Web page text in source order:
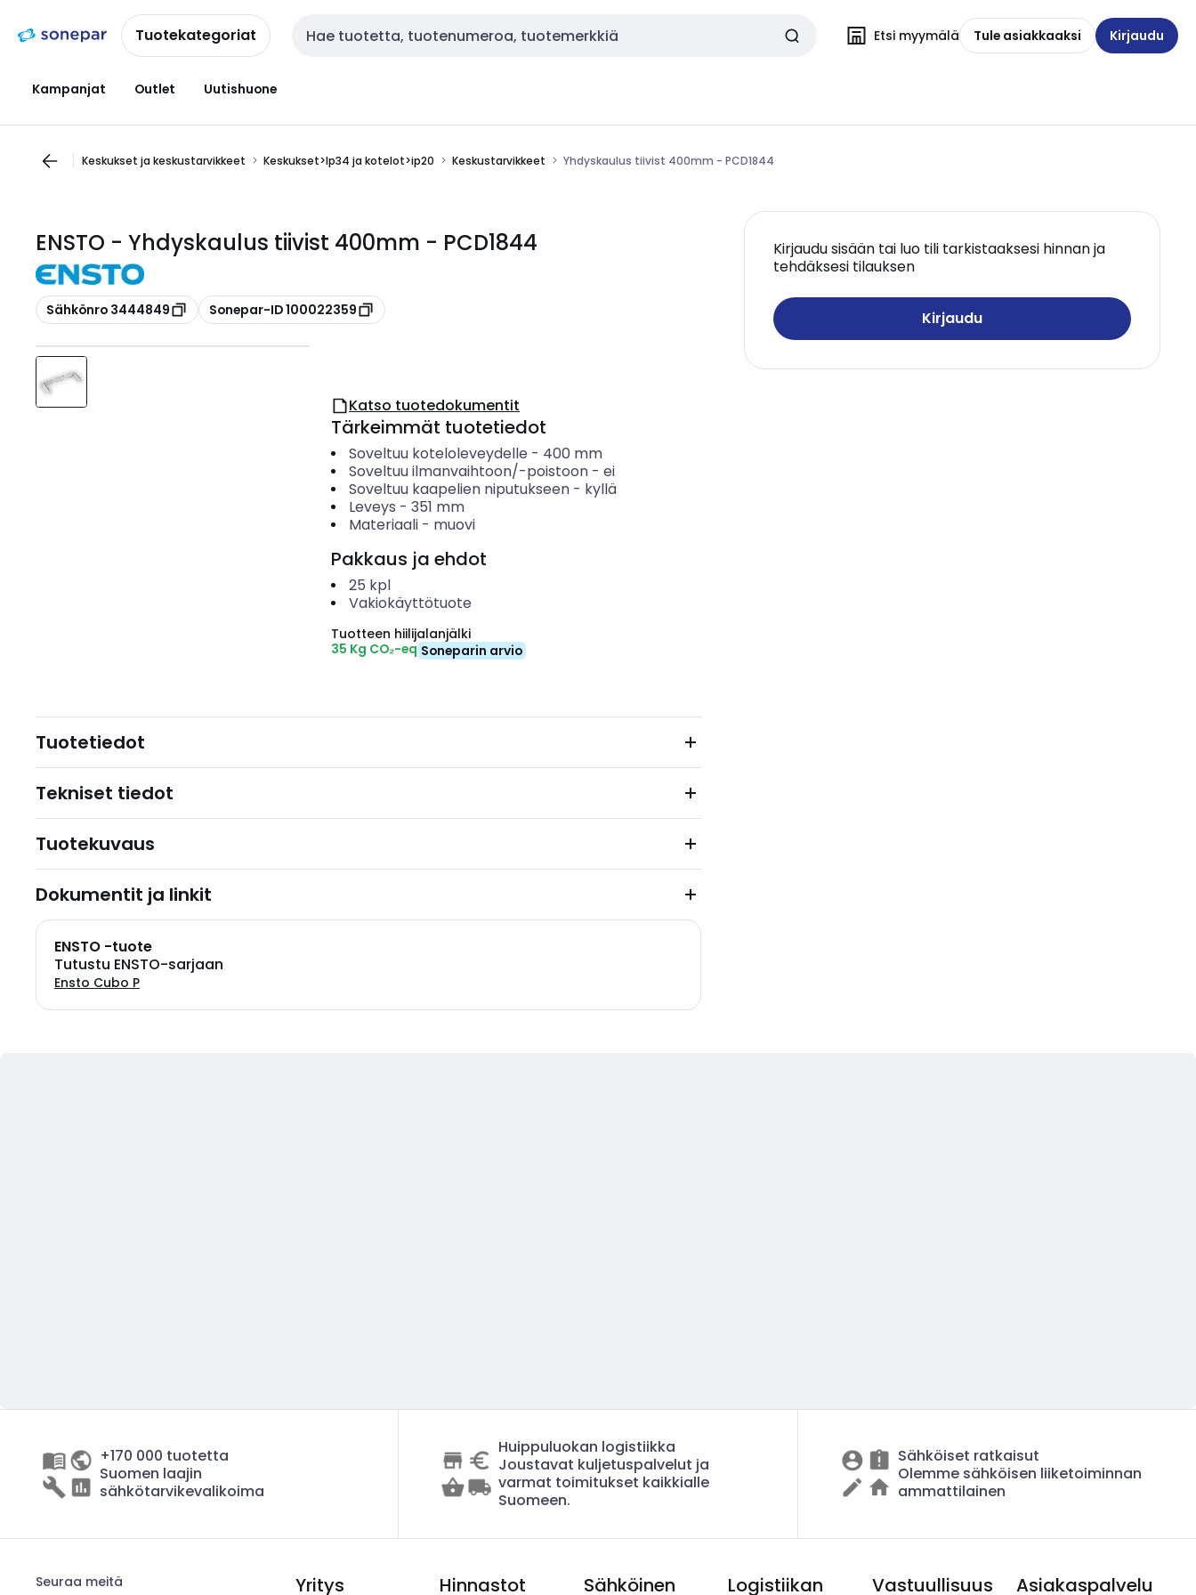
navigointiinsisältöönTuotekategoriat Haku Etsi myymälä Tule asiakkaaksi Kirjaudu
Kampanjat Outlet Uutishuone
Keskukset ja keskustarvikkeet Keskukset>Ip34 ja kotelot>ip20 Keskustarvikkeet Yhdyskaulus tiivist 400mm - PCD1844
ENSTO - Yhdyskaulus tiivist 400mm - PCD1844
Kopioi
Sähkönro 3444849 Kopioi
Sonepar-ID 100022359
Kirjaudu sisään tai luo tili tarkistaaksesi hinnan ja
tehdäksesi tilauksen
Kirjaudu
Katso tuotedokumentit
Tärkeimmät tuotetiedot
Soveltuu koteloleveydelle - 400 mm
Soveltuu ilmanvaihtoon/-poistoon- ei
Soveltuu kaapelien niputukseen- kyllä
Leveys - 351 mm
Materiaali- muovi
Pakkaus ja ehdot
25 kpl
Vakiokäyttötuote
Tuotteen hiilijalanjälki
35 Kg CO₂-eq Soneparin arvio
Tuotetiedot
Tekniset tiedot
Tuotekuvaus
Dokumentit ja linkit
ENSTO -tuote
Tutustu ENSTO-sarjaan
Ensto Cubo P
+170 000 tuotetta
Suomen laajin
sähkötarvikevalikoima
Huippuluokan logistiikka
Joustavat kuljetuspalvelut ja
varmat toimitukset kaikkialle
Suomeen.
Sähköiset ratkaisut
Olemme sähköisen liiketoiminnan
ammattilainen
Seuraa meitä Yritys Hinnastot
Sähköinen
Logistiikan
Vastuullisuus Asiakaspalvelu